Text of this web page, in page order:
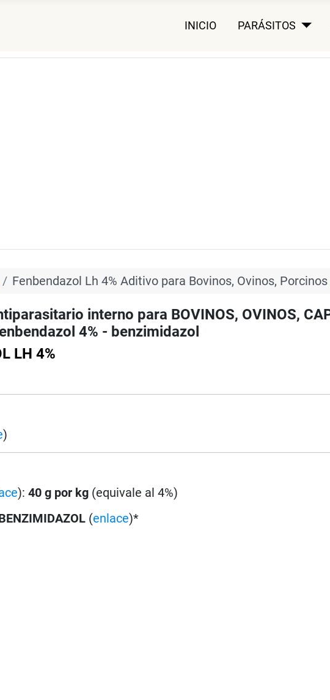
INICIO PARÁSITOS
Fenbendazol Lh 4% Aditivo para Bovinos, Ovinos,
interno para BOVINOS, OVINOS,
4% - benzimidazol
LH 4%
)
): 40 g por kg (equivale al 4%)
(enlace)*